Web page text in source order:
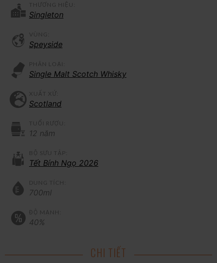
THƯƠNG HIỆU:
Singleton
VÙNG:
Speyside
PHÂN LOẠI:
Single Malt Scotch Whisky
XUẤT XỨ:
Scotland
TUỔI RƯỢU:
12 năm
BỘ SƯU TẬP:
Tết Bính Ngọ 2026
DUNG TÍCH:
700ml
ĐỘ MẠNH:
40%
CHI TIẾT